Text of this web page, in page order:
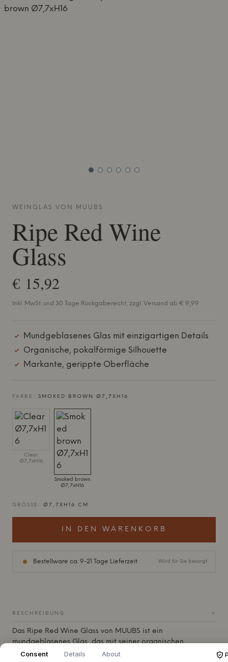
WEINGLAS VON MUUBS
Ripe Red Wine
Glass
€ 15,92
Inkl. MwSt. und 30 Tage Rückgaberecht, zzgl. Versand ab € 9,99
Mundgeblasenes Glas mit einzigartigen Details
Organische, pokalförmige Silhouette
Markante, gerippte Oberfläche
FARBE: SMOKED BROWN Ø7,7XH16
Clear
Ø7,7xH16
Smoked brown
Ø7,7xH16
GRÖSSE: Ø7,7XH16 CM
IN DEN WARENKORB
Bestellware ca. 9-21 Tage Lieferzeit Wird für Sie besorgt
BESCHREIBUNG +
Das Ripe Red Wine Glass von MUUBS ist ein
mundgeblasenes Glas, das mit seiner organischen,
pokalähnlichen Silhouette und der markanten, gerippten
Consent Details About